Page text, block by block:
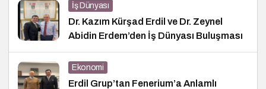
İş Dünyası
Dr. Kazım Kürşad Erdil ve Dr. Zeynel
Abidin Erdem’den İş Dünyası Buluşması
Ekonomi
Erdil Grup’tan Fenerium’a Anlamlı